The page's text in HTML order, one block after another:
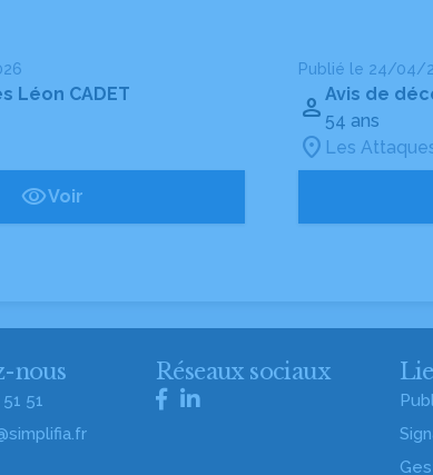
Léon CADET
Voir
Publié le 24/04/
Avis de
54 ans
Les
nous
51
Réseaux sociaux